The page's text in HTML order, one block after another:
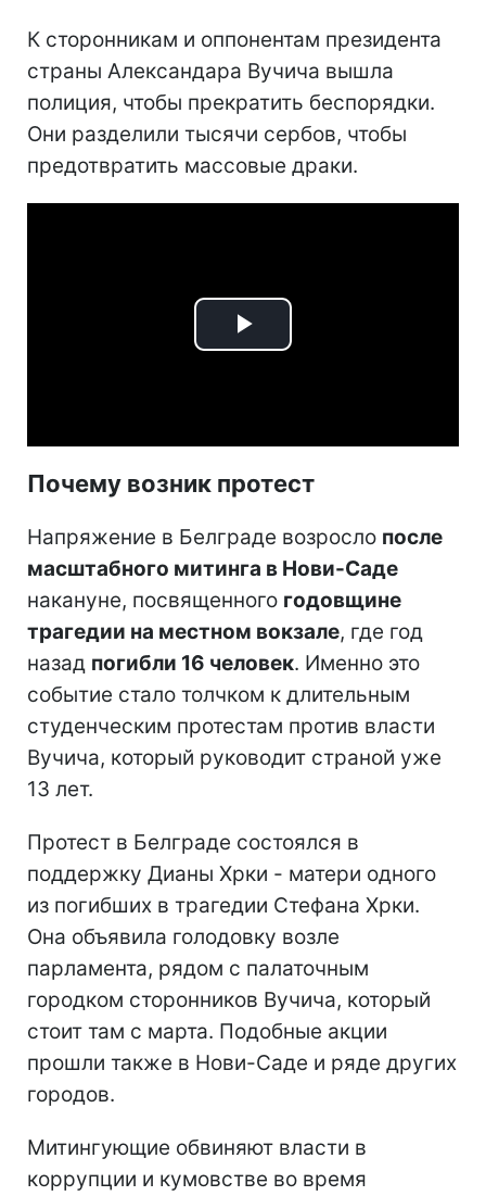
К сторонникам и оппонентам президента
страны Александара Вучича вышла
полиция, чтобы прекратить беспорядки.
Они разделили тысячи сербов, чтобы
предотвратить массовые драки.
Play
Почему возник протест
Напряжение в Белграде возросло после
масштабного митинга в Нови-Саде
накануне, посвященного годовщине
трагедии на местном вокзале, где год
назад погибли 16 человек. Именно это
событие стало толчком к длительным
студенческим протестам против власти
Вучича, который руководит страной уже
13 лет.
Протест в Белграде состоялся в
поддержку Дианы Хрки - матери одного
из погибших в трагедии Стефана Хрки.
Она объявила голодовку возле
парламента, рядом с палаточным
городком сторонников Вучича, который
стоит там с марта. Подобные акции
прошли также в Нови-Саде и ряде других
городов.
Митингующие обвиняют власти в
коррупции и кумовстве во время